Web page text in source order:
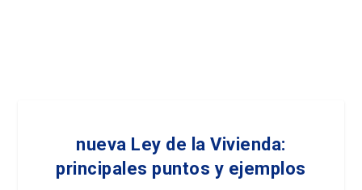
nueva Ley de la Vivienda:
principales puntos y ejemplos